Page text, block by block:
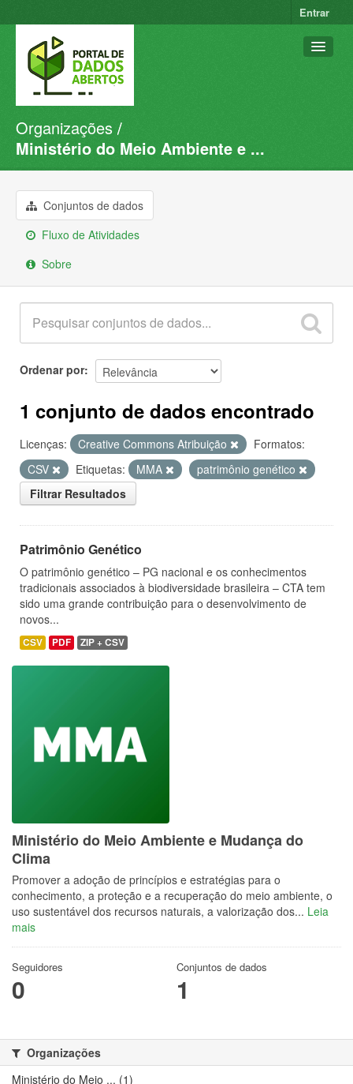
Entrar
Conjuntos de dados
Organizações
Sobre
Organizações
Ministério do Meio Ambiente e ...
Conjuntos de dados
Fluxo de Atividades
Sobre
Ordenar por
1 conjunto de dados encontrado
Licenças: Creative Commons Atribuição
Formatos:
CSV
Etiquetas: MMA
patrimônio genético
Filtrar Resultados
Patrimônio Genético
O patrimônio genético – PG nacional e os conhecimentos
tradicionais associados à biodiversidade brasileira – CTA tem
sido uma grande contribuição para o desenvolvimento de
novos...
CSV PDF ZIP + CSV
Ministério do Meio Ambiente e Mudança do
Clima
Promover a adoção de princípios e estratégias para o
conhecimento, a proteção e a recuperação do meio ambiente, o
uso sustentável dos recursos naturais, a valorização dos... Leia
mais
Seguidores
0
Conjuntos de dados
1
Organizações
Ministério do Meio ... (1)